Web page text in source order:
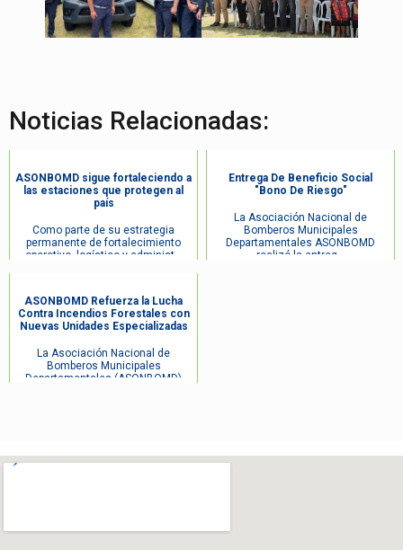
Noticias Relacionadas:
ASONBOMD sigue fortaleciendo a
las estaciones que protegen al
país
Como parte de su estrategia
permanente de fortalecimiento
operativo, logístico y administ...
Entrega De Beneficio Social
"Bono De Riesgo"
La Asociación Nacional de
Bomberos Municipales
Departamentales ASONBOMD
realizó la entreg...
ASONBOMD Refuerza la Lucha
Contra Incendios Forestales con
Nuevas Unidades Especializadas
La Asociación Nacional de
Bomberos Municipales
Departamentales (ASONBOMD)